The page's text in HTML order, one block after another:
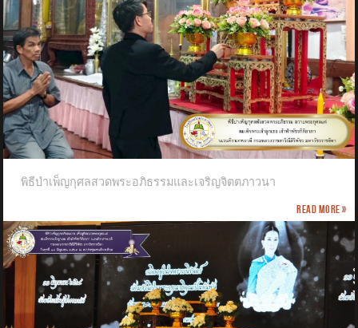
พิธีบำเพ็ญกุศลสวดพระอภิธรรมและเจริญจิตตภาวนา
Read more »